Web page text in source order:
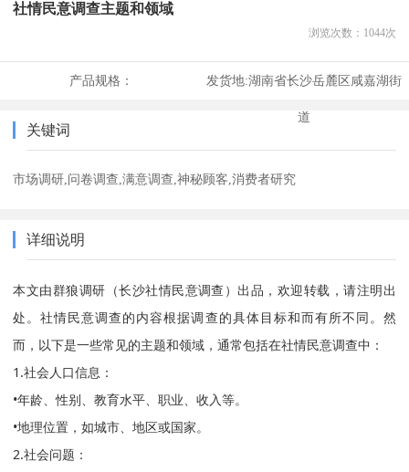
社情民意调查主题和领域
浏览次数： 1044次
产品规格： 发货地:湖南省长沙岳麓区咸嘉湖街
道
关键词
市场调研,问卷调查,满意调查,神秘顾客,消费者研究
详细说明
本文由群狼调研（长沙社情民意调查）出品，欢迎转载，请注明出
处。社情民意调查的内容根据调查的具体目标和而有所不同。然
而，以下是一些常见的主题和领域，通常包括在社情民意调查中：
1.社会人口信息：
•年龄、性别、教育水平、职业、收入等。
•地理位置，如城市、地区或国家。
2.社会问题：